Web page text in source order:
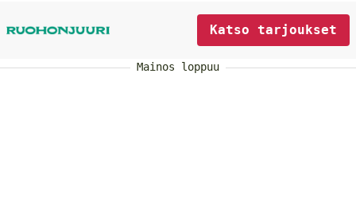
Katso tarjoukset
Mainos loppuu